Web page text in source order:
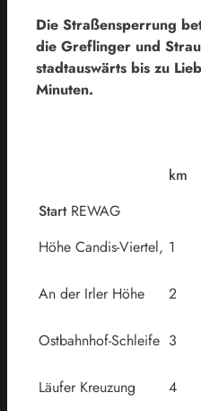
Die Straßensperrung
die Greflinger und
stadtauswärts bis zu
Minuten.
km
Start REWAG
Höhe Candis-Viertel, 1
An der Irler Höhe 2
Ostbahnhof-Schleife 3
Läufer Kreuzung 4